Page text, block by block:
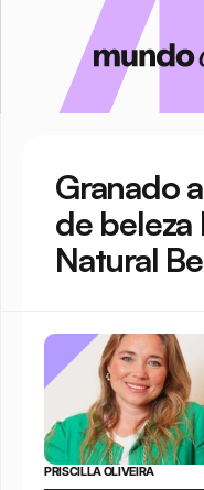
Granado
de beleza
Natural
PRISCILLA OLIVEIRA